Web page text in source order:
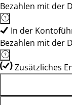
Bezahlen mit der
In der
Bezahlen mit der
Zusätzliches